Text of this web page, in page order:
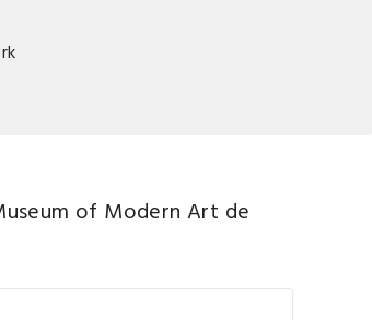
of Modern Art de